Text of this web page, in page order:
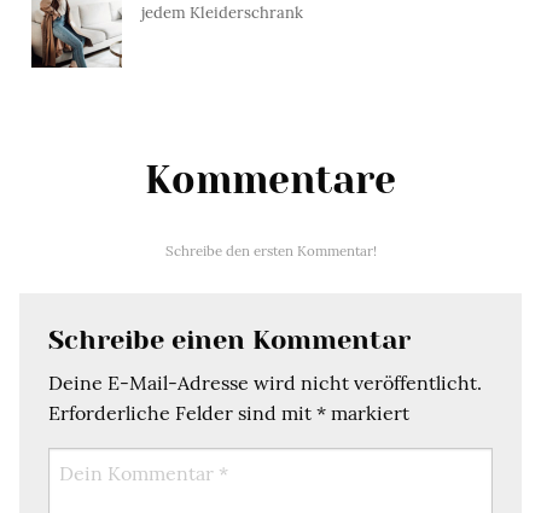
jedem Kleiderschrank
Kommentare
Schreibe den ersten Kommentar!
Schreibe einen Kommentar
Deine E-Mail-Adresse wird nicht veröffentlicht.
Erforderliche Felder sind mit * markiert